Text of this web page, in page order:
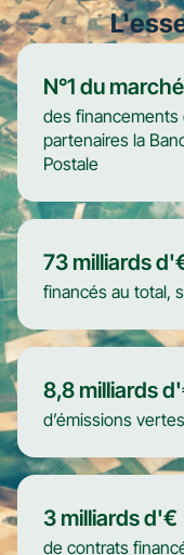
N°1 du marché
des financements
partenaires la
Postale
73 milliards
financés au total,
8,8 milliards
d’émissions
3 milliards d'€
de contrats